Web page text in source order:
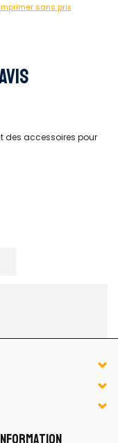
sans prix
des accessoires pour